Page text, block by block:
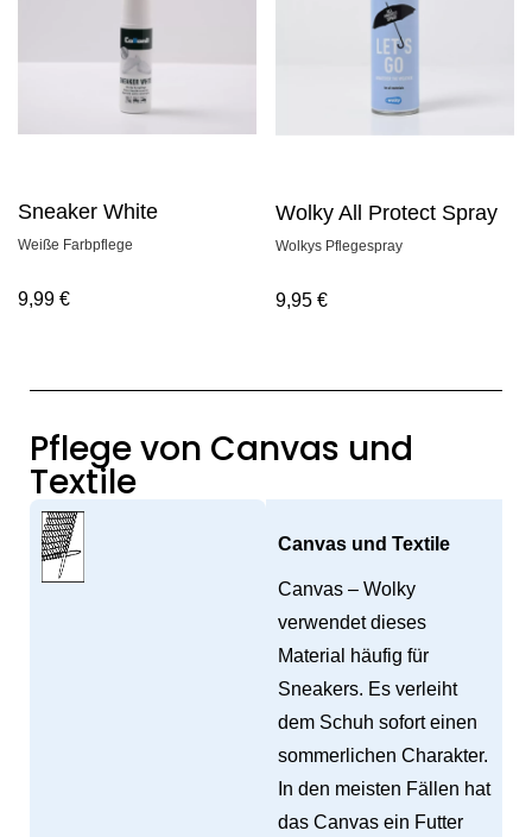
Sneaker White
Weiße Farbpflege
9,99 €
Wolky All Protect Spray
Wolkys Pflegespray
9,95€
Pflege von Canvas und
Textile
Canvas und Textile
Canvas – Wolky
verwendet dieses
Material häufig für
Sneakers. Es verleiht
dem Schuh sofort einen
sommerlichen Charakter.
In den meisten Fällen hat
das Canvas ein Futter